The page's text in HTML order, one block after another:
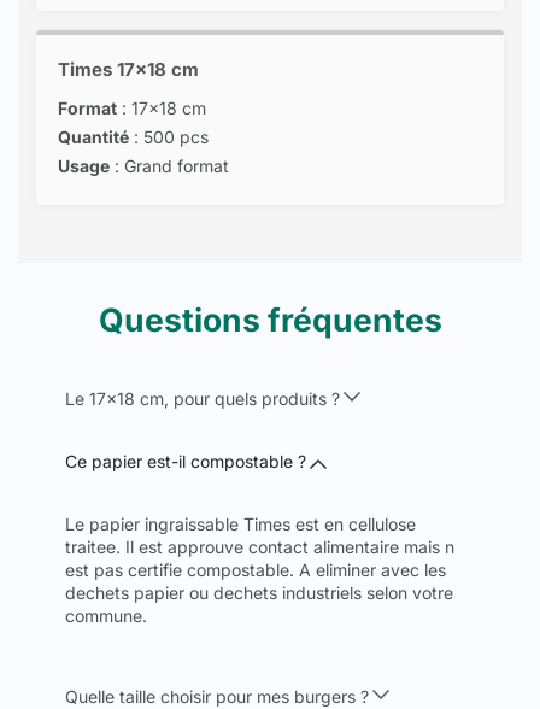
Times 17x18 cm
Format : 17x18 cm
Quantité : 500 pcs
Usage : Grand format
Questions fréquentes
Le 17x18 cm, pour quels produits ?
Ce papier est-il compostable ?
Le papier ingraissable Times est en cellulose
traitee. Il est approuve contact alimentaire mais n
est pas certifie compostable. A eliminer avec les
dechets papier ou dechets industriels selon votre
commune.
Quelle taille choisir pour mes burgers ?